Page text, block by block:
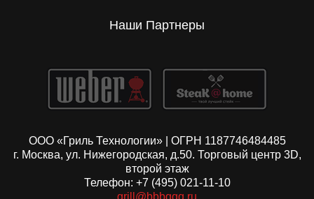
Наши Партнеры
ООО «Гриль Технологии» | ОГРН 1187746484485
г. Москва, ул. Нижегородская, д.50. Торговый центр 3D,
второй этаж
Телефон: +7 (495) 021-11-10